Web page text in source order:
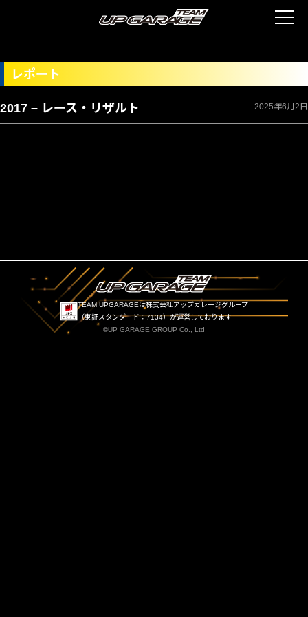
レポート
2017 – レース・リザルト 2025年6月2日
TEAM UPGARAGEは株式会社アップガレージグループ
（東証スタンダード：7134）が運営しております
©UP GARAGE GROUP Co., Ltd